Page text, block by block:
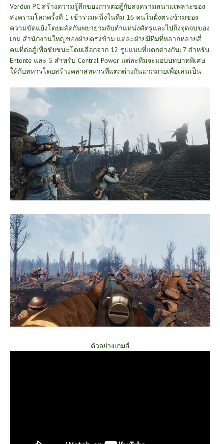
Verdun PC สร้างความรู้สึกของการต่อสู้กับสงครามสนามเพลาะของ
สงครามโลกครั้งที่ 1 เข้าร่วมหนึ่งในทีม 16 คนในฝั่งตรงข้ามของ
ความขัดแย้งโดยผลัดกันพยายามจับตำแหน่งศัตรูและไปถึงจุดจบของ
เกม สำนักงานใหญ่ของฝ่ายตรงข้าม แต่ละฝ่ายมีทีมที่หลากหลายสี่
คนที่ต่อสู้เพื่อชัยชนะโดยเลือกจาก 12 รูปแบบที่แตกต่างกัน: 7 สำหรับ
Entente และ 5 สำหรับ Central Power แต่ละทีมจะมอบบทบาทพิเศษ
ให้กับทหารโดยสร้างคลาสทหารที่แตกต่างกันมากมายเพื่อเล่นเป็น
ตัวอย่างเกมส์